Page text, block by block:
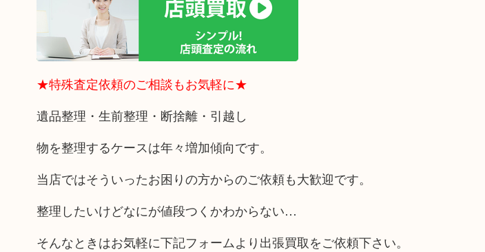
★特殊査定依頼のご相談もお気軽に★
遺品整理・生前整理・断捨離・引越し
物を整理するケースは年々増加傾向です。
当店ではそういったお困りの方からのご依頼も大歓迎です。
整理したいけどなにが値段つくかわからない…
そんなときはお気軽に下記フォームより出張買取をご依頼下さい。